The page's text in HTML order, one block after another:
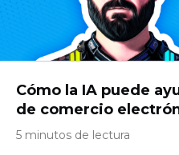
Cómo la IA puede
de comercio
5 minutos de lectura